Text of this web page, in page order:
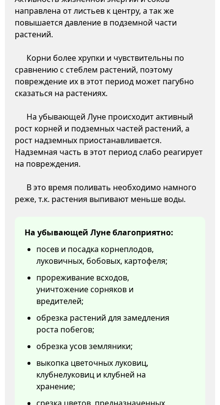
направлена от листьев к центру, а так же
повышается давление в подземной части
растений.
Корни более хрупки и чувствительны по
сравнению с стеблем растений, поэтому
повреждение их в этот период может пагубно
сказаться на растениях.
На убывающей Луне происходит активный
рост корней и подземных частей растений, а
рост надземных приостанавливается.
Надземная часть в этот период слабо реагирует
на повреждения.
В это время поливать необходимо намного
реже, т.к. растения выпивают меньше воды.
На убывающей Луне благоприятно:
посев и посадка корнеплодов,
луковичных, бобовых, картофеля;
прореживание всходов,
уничтожение сорняков и
вредителей;
обрезка растений для замедления
роста побегов;
обрезка усов земляники;
выкопка цветочных луковиц,
клубнелуковиц и клубней на
хранение;